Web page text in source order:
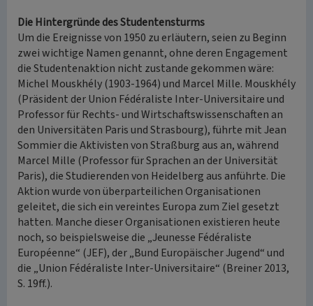
Die Hintergründe des Studentensturms
Um die Ereignisse von 1950 zu erläutern, seien zu Beginn
zwei wichtige Namen genannt, ohne deren Engagement
die Studentenaktion nicht zustande gekommen wäre:
Michel Mouskhély (1903-1964) und Marcel Mille. Mouskhély
(Präsident der Union Fédéraliste Inter-Universitaire und
Professor für Rechts- und Wirtschaftswissenschaften an
den Universitäten Paris und Strasbourg), führte mit Jean
Sommier die Aktivisten von Straßburg aus an, während
Marcel Mille (Professor für Sprachen an der Universität
Paris), die Studierenden von Heidelberg aus anführte. Die
Aktion wurde von überparteilichen Organisationen
geleitet, die sich ein vereintes Europa zum Ziel gesetzt
hatten. Manche dieser Organisationen existieren heute
noch, so beispielsweise die „Jeunesse Fédéraliste
Européenne“ (JEF), der „Bund Europäischer Jugend“ und
die „Union Fédéraliste Inter-Universitaire“ (Breiner 2013,
S. 19ff.).